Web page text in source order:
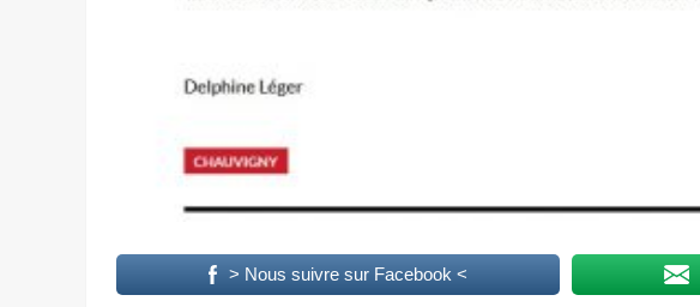
> Nous suivre sur Facebook <